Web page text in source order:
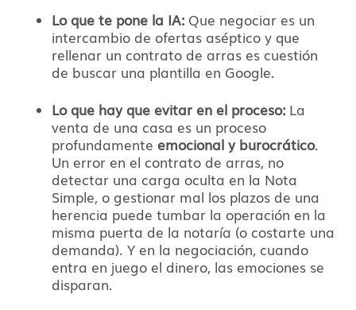
Lo que te pone la IA: Que negociar es un
intercambio de ofertas aséptico y que
rellenar un contrato de arras es cuestión
de buscar una plantilla en Google.
Lo que hay que evitar en el proceso: La
venta de una casa es un proceso
profundamente emocional y burocrático.
Un error en el contrato de arras, no
detectar una carga oculta en la Nota
Simple, o gestionar mal los plazos de una
herencia puede tumbar la operación en la
misma puerta de la notaría (o costarte una
demanda). Y en la negociación, cuando
entra en juego el dinero, las emociones se
disparan.